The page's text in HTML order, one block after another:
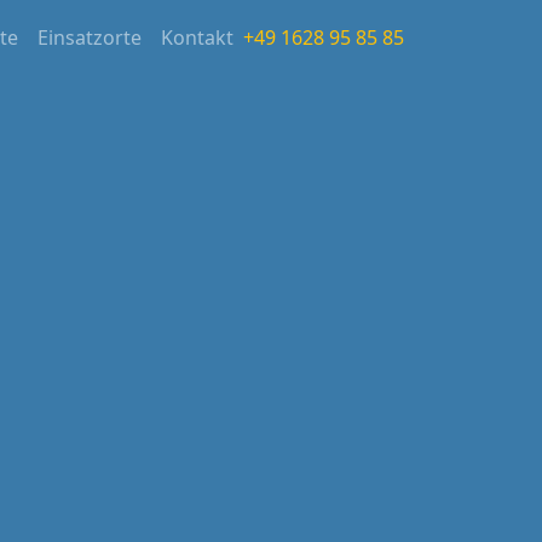
Einsatzorte Kontakt +49 1628 95 85 85